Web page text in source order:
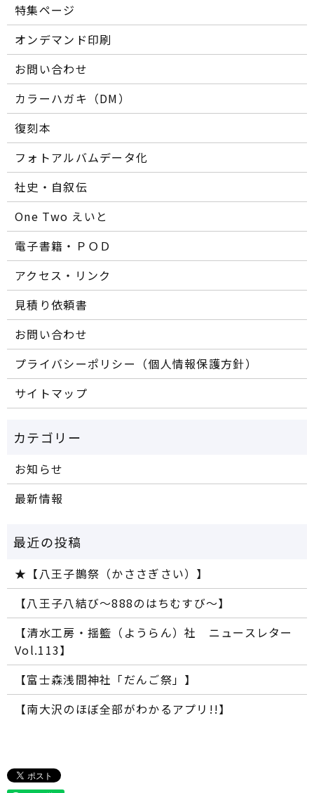
特集ページ
オンデマンド印刷
お問い合わせ
カラーハガキ（DM）
復刻本
フォトアルバムデータ化
社史・自叙伝
One Two えいと
電子書籍・ＰＯＤ
アクセス・リンク
見積り依頼書
お問い合わせ
プライバシーポリシー（個人情報保護方針）
サイトマップ
お知らせ
最新情報
★【八王子鵲祭（かささぎさい）】
【八王子八結び～888のはちむすび～】
【清水工房・揺籃（ようらん）社 ニュースレター
Vol.113】
【富士森浅間神社「だんご祭」】
【南大沢のほぼ全部がわかるアプリ!!】